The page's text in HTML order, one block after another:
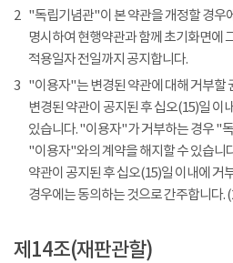
2 "독립기념관"이 본 약관을 개정할 경우
명시하여 현행약관과 함께 초기화면에
적용일자 전일까지 공지합니다.
3 "이용자"는 변경된 약관에 대해 거부할
변경된 약관이 공지된 후 십오(15)일 이
있습니다. "이용자"가 거부하는 경우 "
"이용자"와의 계약을 해지할 수 있습니
약관이 공지된 후 십오(15)일 이내에 거
경우에는 동의하는 것으로 간주합니다.
제14조(재판관할)